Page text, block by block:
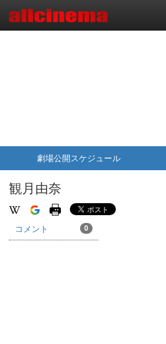
劇場公開スケジュール
観月由奈
コメント 0